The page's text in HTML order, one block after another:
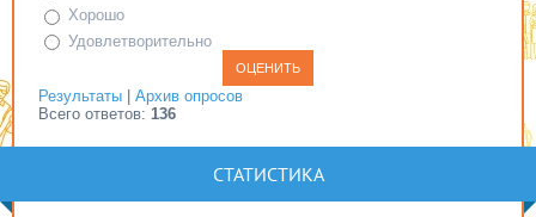
Хорошо
Удовлетворительно
Результаты
Архив опросов
Всего ответов: 136
СТАТИСТИКА